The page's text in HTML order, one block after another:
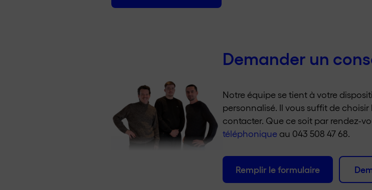
Demander un
Notre équipe se tient à votre
personnalisé. Il vous suffit de
contacter. Que ce soit par rendez-
téléphonique au 043 508 47 68.
Remplir le formulaire